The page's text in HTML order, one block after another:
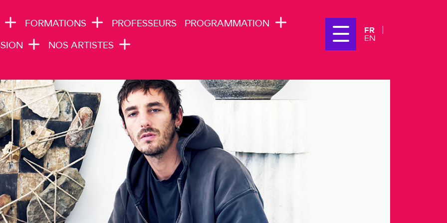
NAVIGATION
FORMATIONS PROFESSEURS
PROGRAMMATION
NOS ARTISTES
FR
EN